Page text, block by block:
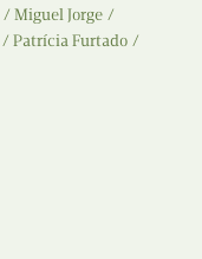
Miguel Jorge
Patrícia Furtado